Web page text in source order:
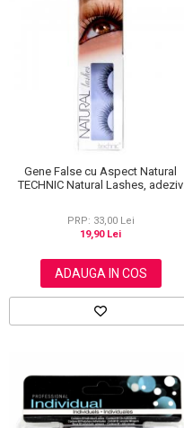
Gene False cu Aspect Natural
TECHNIC Natural Lashes, adeziv
PRP: 33,00 Lei
19,90 Lei
ADAUGA IN COS